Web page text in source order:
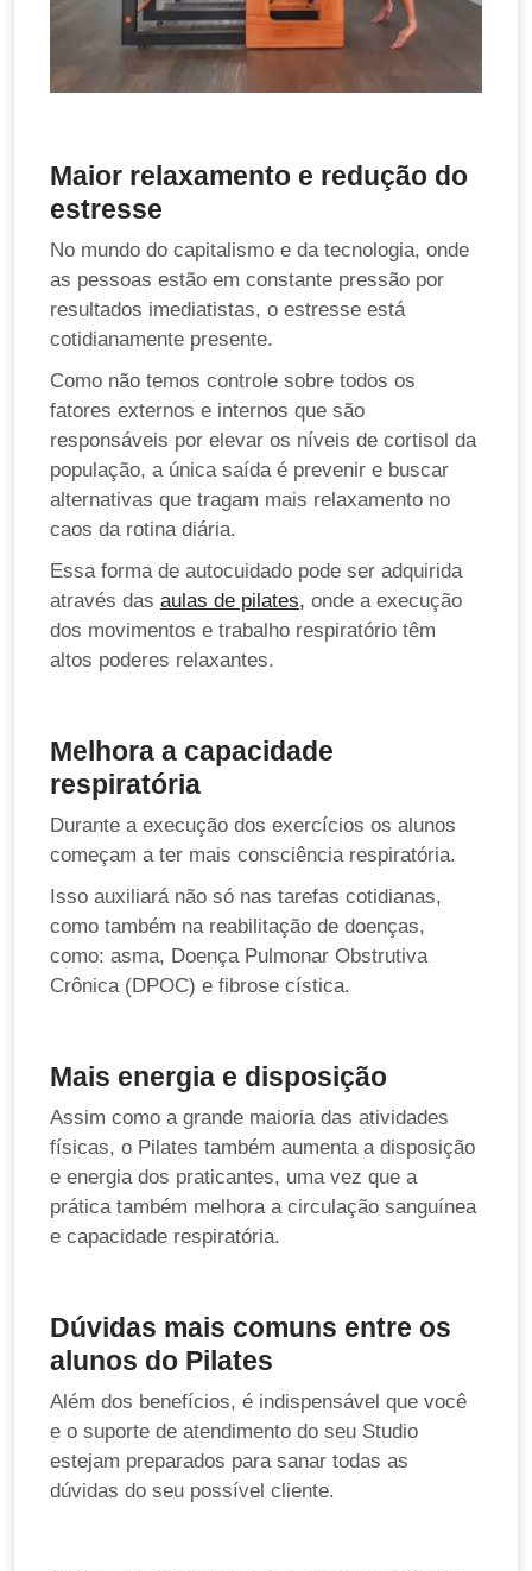
Maior relaxamento e redução do
estresse
No mundo do capitalismo e da tecnologia, onde
as pessoas estão em constante pressão por
resultados imediatistas, o estresse está
cotidianamente presente.
Como não temos controle sobre todos os
fatores externos e internos que são
responsáveis por elevar os níveis de cortisol da
população, a única saída é prevenir e buscar
alternativas que tragam mais relaxamento no
caos da rotina diária.
Essa forma de autocuidado pode ser adquirida
através das aulas de pilates, onde a execução
dos movimentos e trabalho respiratório têm
altos poderes relaxantes.
Melhora a capacidade
respiratória
Durante a execução dos exercícios os alunos
começam a ter mais consciência respiratória.
Isso auxiliará não só nas tarefas cotidianas,
como também na reabilitação de doenças,
como: asma, Doença Pulmonar Obstrutiva
Crônica (DPOC) e fibrose cística.
Mais energia e disposição
Assim como a grande maioria das atividades
físicas, o Pilates também aumenta a disposição
e energia dos praticantes, uma vez que a
prática também melhora a circulação sanguínea
e capacidade respiratória.
Dúvidas mais comuns entre os
alunos do Pilates
Além dos benefícios, é indispensável que você
e o suporte de atendimento do seu Studio
estejam preparados para sanar todas as
dúvidas do seu possível cliente.